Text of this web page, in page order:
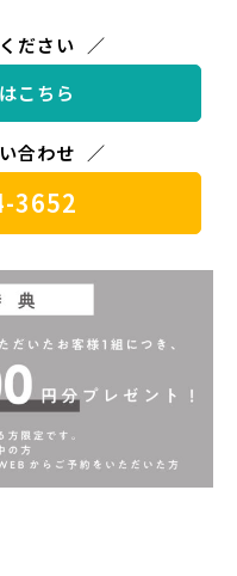
ださい
こちら
合わせ
3652